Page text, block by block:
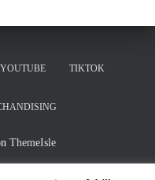
YOUTUBE TIKTOK
ThemeIsle